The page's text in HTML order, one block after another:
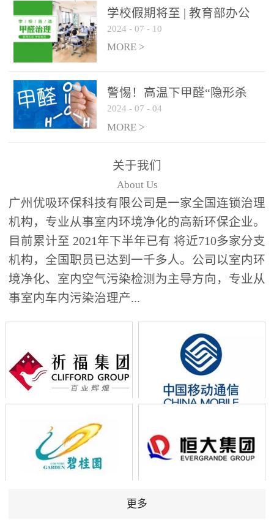
学校假期将至 | 教育部办公
厅关于加强学校新建校舍室
内空气质量管理通知
2024 - 07 - 10
MORE >
警惕！高温下甲醛“隐形杀
手”来袭，你的家安全吗？
2024 - 07 - 04
MORE >
关于我们
About Us
广州优吸环保科技有限公司是一家全国连锁治理
机构，专业从事室内环境净化的高新环保企业。
目前累计至 2021年下半年已有 将近710多家分支
机构，全国职员已达到一千多人。公司以室内环
境净化、室内空气污染检测为主导方向，专业从
事室内车内污染治理产...
更多